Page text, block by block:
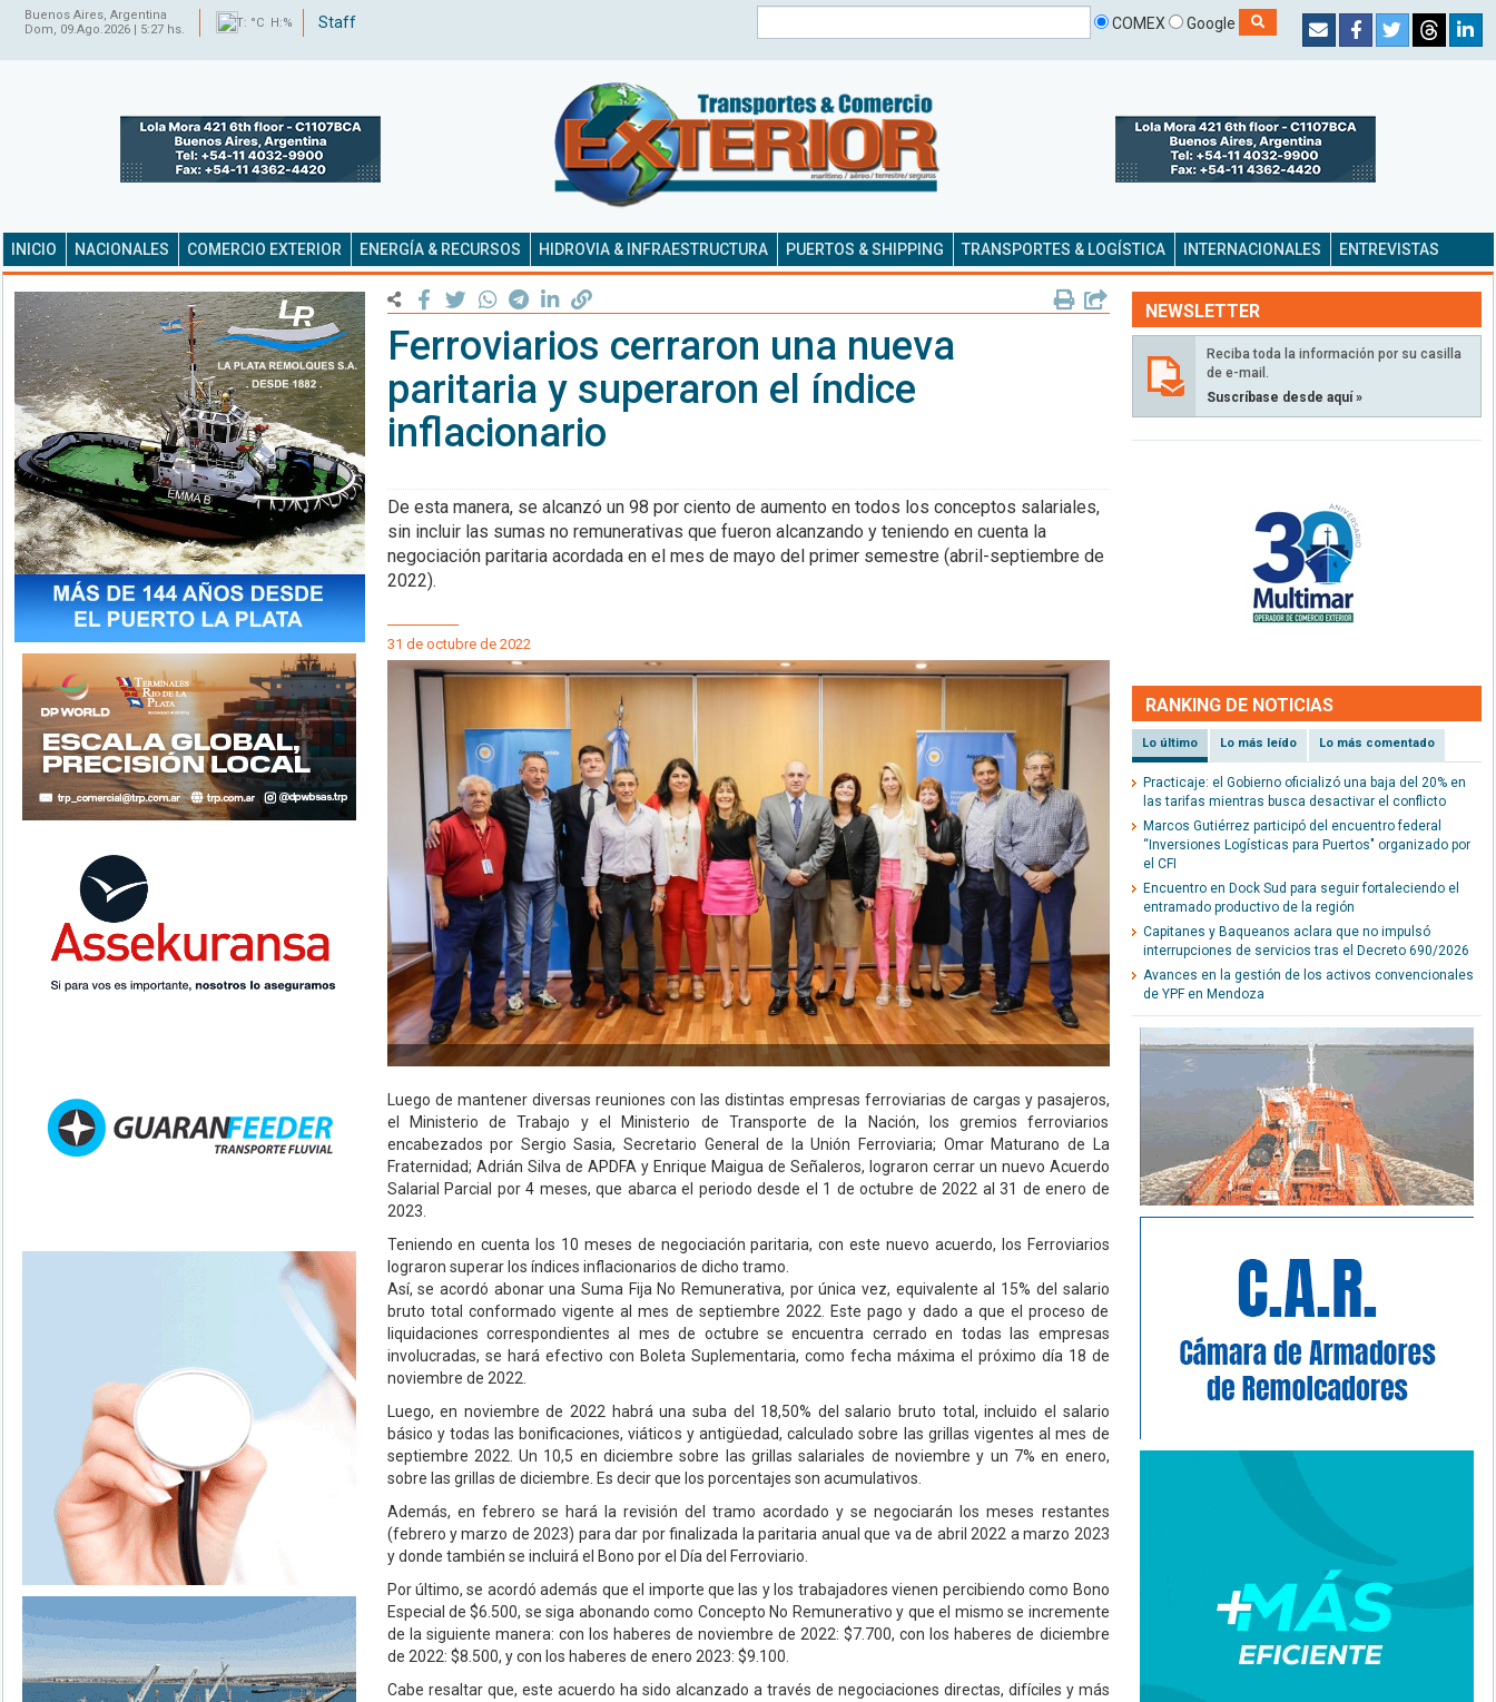
Buenos Aires, Argentina
Dom, 09.Ago.2026 | 5:27 hs.
T: °C H:% Staff COMEX Google
INICIO NACIONALES COMERCIO EXTERIOR ENERGÍA & RECURSOS HIDROVIA & INFRAESTRUCTURA PUERTOS & SHIPPING TRANSPORTES & LOGÍSTICA INTERNACIONALES ENTREVISTAS
Ferroviarios cerraron una nueva
paritaria y superaron el índice
inflacionario
De esta manera, se alcanzó un 98 por ciento de aumento en todos los conceptos salariales,
sin incluir las sumas no remunerativas que fueron alcanzando y teniendo en cuenta la
negociación paritaria acordada en el mes de mayo del primer semestre (abril-septiembre de
2022).
31 de octubre de 2022
Luego de mantener diversas reuniones con las distintas empresas ferroviarias de cargas y pasajeros,
el Ministerio de Trabajo y el Ministerio de Transporte de la Nación, los gremios ferroviarios
encabezados por Sergio Sasia, Secretario General de la Unión Ferroviaria; Omar Maturano de La
Fraternidad; Adrián Silva de APDFA y Enrique Maigua de Señaleros, lograron cerrar un nuevo Acuerdo
Salarial Parcial por 4 meses, que abarca el periodo desde el 1 de octubre de 2022 al 31 de enero de
2023.
Teniendo en cuenta los 10 meses de negociación paritaria, con este nuevo acuerdo, los Ferroviarios
lograron superar los índices inflacionarios de dicho tramo.
Así, se acordó abonar una Suma Fija No Remunerativa, por única vez, equivalente al 15% del salario
bruto total conformado vigente al mes de septiembre 2022. Este pago y dado a que el proceso de
liquidaciones correspondientes al mes de octubre se encuentra cerrado en todas las empresas
involucradas, se hará efectivo con Boleta Suplementaria, como fecha máxima el próximo día 18 de
noviembre de 2022.
Luego, en noviembre de 2022 habrá una suba del 18,50% del salario bruto total, incluido el salario
básico y todas las bonificaciones, viáticos y antigüedad, calculado sobre las grillas vigentes al mes de
septiembre 2022. Un 10,5 en diciembre sobre las grillas salariales de noviembre y un 7% en enero,
sobre las grillas de diciembre. Es decir que los porcentajes son acumulativos.
Además, en febrero se hará la revisión del tramo acordado y se negociarán los meses restantes
(febrero y marzo de 2023) para dar por finalizada la paritaria anual que va de abril 2022 a marzo 2023
y donde también se incluirá el Bono por el Día del Ferroviario.
Por último, se acordó además que el importe que las y los trabajadores vienen percibiendo como Bono
Especial de $6.500, se siga abonando como Concepto No Remunerativo y que el mismo se incremente
de la siguiente manera: con los haberes de noviembre de 2022: $7.700, con los haberes de diciembre
de 2022: $8.500, y con los haberes de enero 2023: $9.100.
Cabe resaltar que, este acuerdo ha sido alcanzado a través de negociaciones directas, difíciles y más
NEWSLETTER
Reciba toda la información por su casilla
de e-mail.
Suscríbase desde aquí »
RANKING DE NOTICIAS
Lo último Lo más leído Lo más comentado
Practicaje: el Gobierno oficializó una baja del 20% en
las tarifas mientras busca desactivar el conflicto
Marcos Gutiérrez participó del encuentro federal
“Inversiones Logísticas para Puertos" organizado por
el CFI
Encuentro en Dock Sud para seguir fortaleciendo el
entramado productivo de la región
Capitanes y Baqueanos aclara que no impulsó
interrupciones de servicios tras el Decreto 690/2026
Avances en la gestión de los activos convencionales
de YPF en Mendoza